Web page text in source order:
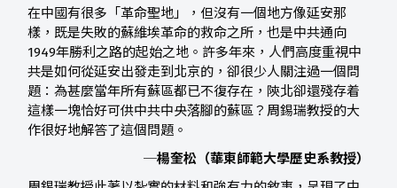
在中國有很多「革命聖地」，但沒有一個地方像延安那
樣，既是失敗的蘇維埃革命的救命之所，也是中共通向
1949年勝利之路的起始之地。許多年來，人們高度重視中
共是如何從延安出發走到北京的，卻很少人關注過一個問
題：為甚麼當年所有蘇區都已不復存在，陝北卻還殘存着
這樣一塊恰好可供中共中央落腳的蘇區？周錫瑞教授的大
作很好地解答了這個問題。
─楊奎松（華東師範大學歷史系教授）